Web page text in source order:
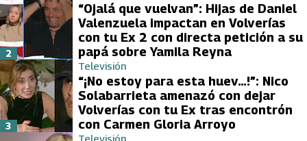
“Ojalá que vuelvan”: Hijas de Daniel
Valenzuela impactan en Volverías
con tu Ex 2 con directa petición a su
papá sobre Yamila Reyna
2
Televisión
“¡No estoy para esta huev…!”: Nico
Solabarrieta amenazó con dejar
Volverías con tu Ex tras encontrón
con Carmen Gloria Arroyo
3
Televisión